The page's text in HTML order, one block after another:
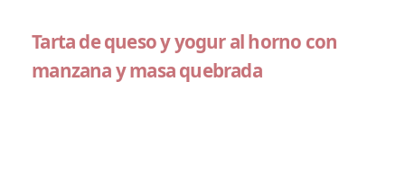
Tarta de queso y yogur al horno con
manzana y masa quebrada